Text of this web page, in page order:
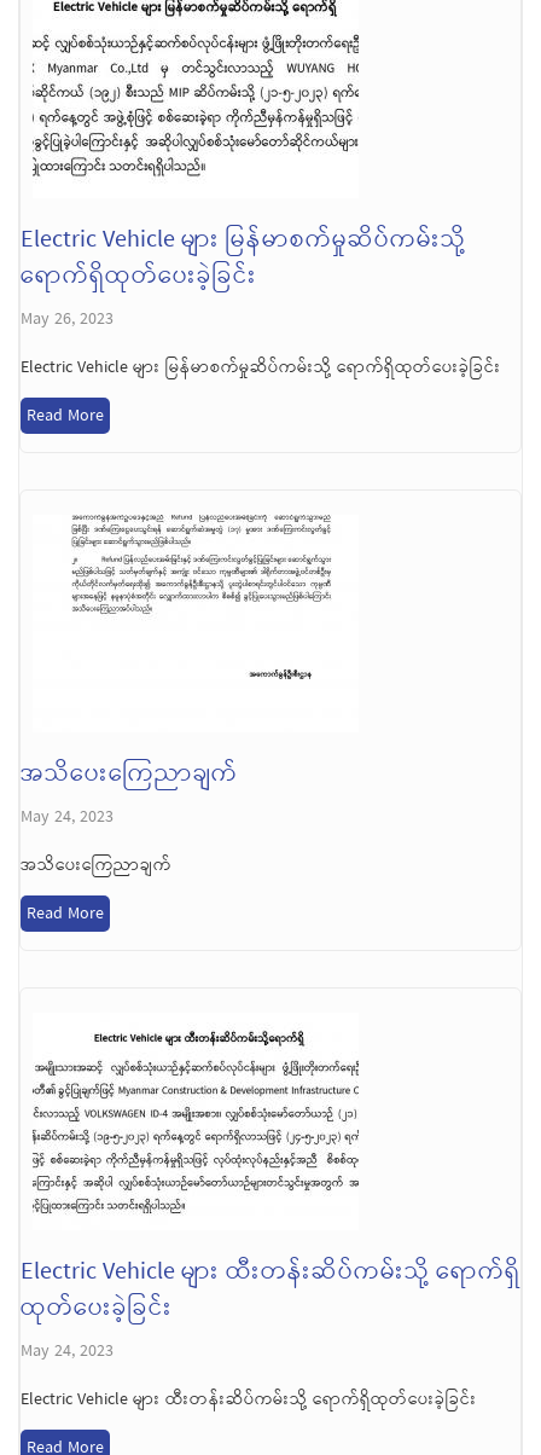
Electric Vehicle များ မြန်မာစက်မှုဆိပ်ကမ်းသို့
ရောက်ရှိထုတ်ပေးခဲ့ခြင်း
May 26, 2023
Electric Vehicle များ မြန်မာစက်မှုဆိပ်ကမ်းသို့ ရောက်ရှိထုတ်ပေးခဲ့ခြင်း
Read More
အသိပေးကြေညာချက်
May 24, 2023
အသိပေးကြေညာချက်
Read More
Electric Vehicle များ ထီးတန်းဆိပ်ကမ်းသို့ ရောက်ရှိ
ထုတ်ပေးခဲ့ခြင်း
May 24, 2023
Electric Vehicle များ ထီးတန်းဆိပ်ကမ်းသို့ ရောက်ရှိထုတ်ပေးခဲ့ခြင်း
Read More